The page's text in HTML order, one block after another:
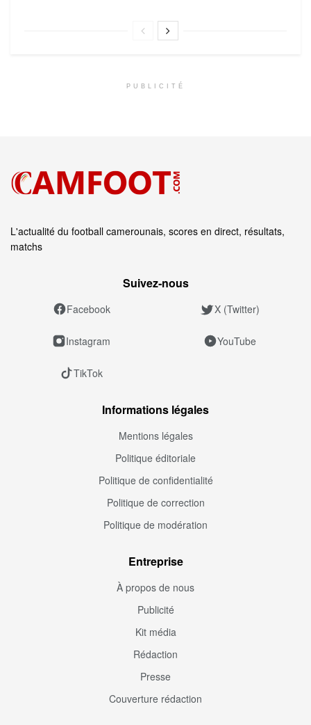
PUBLICITÉ
L'actualité du football camerounais, scores en direct, résultats,
matchs
Suivez‑nous
Facebook X (Twitter)
Instagram YouTube
TikTok
Informations légales
Mentions légales
Politique éditoriale
Politique de confidentialité
Politique de correction
Politique de modération
Entreprise
À propos de nous
Publicité
Kit média
Rédaction
Presse
Couverture rédaction